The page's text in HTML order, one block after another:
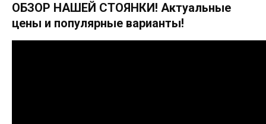
ОБЗОР НАШЕЙ СТОЯНКИ! Актуальные
цены и популярные варианты!